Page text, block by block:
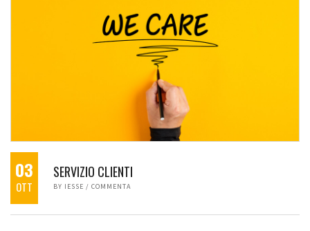
03
OTT
SERVIZIO CLIENTI
BY IESSE / COMMENTA